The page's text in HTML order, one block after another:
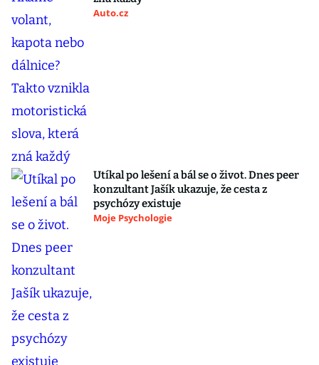
Auto.cz
Utíkal po lešení a bál se o život. Dnes peer
konzultant Jašík ukazuje, že cesta z
psychózy existuje
Moje Psychologie